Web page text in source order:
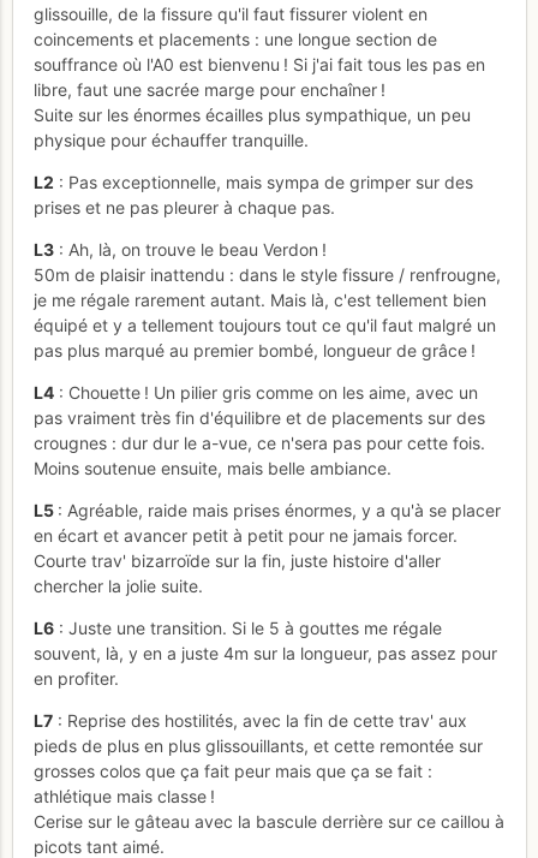
glissouille, de la fissure qu'il faut fissurer violent en
coincements et placements : une longue section de
souffrance où l'A0 est bienvenu ! Si j'ai fait tous les pas en
libre, faut une sacrée marge pour enchaîner !
Suite sur les énormes écailles plus sympathique, un peu
physique pour échauffer tranquille.
L2 : Pas exceptionnelle, mais sympa de grimper sur des
prises et ne pas pleurer à chaque pas.
L3 : Ah, là, on trouve le beau Verdon !
50m de plaisir inattendu : dans le style fissure / renfrougne,
je me régale rarement autant. Mais là, c'est tellement bien
équipé et y a tellement toujours tout ce qu'il faut malgré un
pas plus marqué au premier bombé, longueur de grâce !
L4 : Chouette ! Un pilier gris comme on les aime, avec un
pas vraiment très fin d'équilibre et de placements sur des
crougnes : dur dur le a-vue, ce n'sera pas pour cette fois.
Moins soutenue ensuite, mais belle ambiance.
L5 : Agréable, raide mais prises énormes, y a qu'à se placer
en écart et avancer petit à petit pour ne jamais forcer.
Courte trav' bizarroïde sur la fin, juste histoire d'aller
chercher la jolie suite.
L6 : Juste une transition. Si le 5 à gouttes me régale
souvent, là, y en a juste 4m sur la longueur, pas assez pour
en profiter.
L7 : Reprise des hostilités, avec la fin de cette trav' aux
pieds de plus en plus glissouillants, et cette remontée sur
grosses colos que ça fait peur mais que ça se fait :
athlétique mais classe !
Cerise sur le gâteau avec la bascule derrière sur ce caillou à
picots tant aimé.